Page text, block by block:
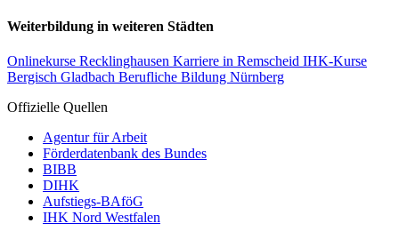
Weiterbildung in weiteren Städten
Onlinekurse Recklinghausen Karriere in Remscheid IHK-Kurse
Bergisch Gladbach Berufliche Bildung Nürnberg
Offizielle Quellen
Agentur für Arbeit
Förderdatenbank des Bundes
BIBB
DIHK
Aufstiegs-BAföG
IHK Nord Westfalen